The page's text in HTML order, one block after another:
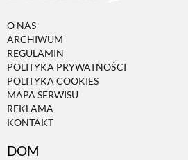
O NAS
ARCHIWUM
REGULAMIN
POLITYKA PRYWATNOŚCI
POLITYKA COOKIES
MAPA SERWISU
REKLAMA
KONTAKT
DOM